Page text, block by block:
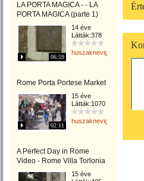
LA PORTA MAGICA - - LA
PORTA MAGICA (parte 1)
06:59
14 éve
Látták:378
huszaknevighgabriella
Rome Porta Portese Market
02:11
15 éve
Látták:1070
huszaknevighgabriella
A Perfect Day in Rome
Video - Rome Villa Torlonia
15 éve